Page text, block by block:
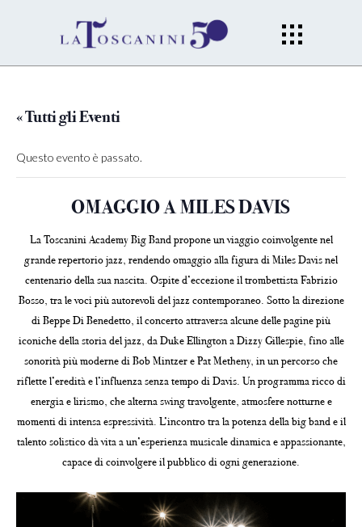
« Tutti gli Eventi
Questo evento è passato.
OMAGGIO A MILES DAVIS
La Toscanini Academy Big Band propone un viaggio coinvolgente nel
grande repertorio jazz, rendendo omaggio alla figura di Miles Davis nel
centenario della sua nascita. Ospite d’eccezione il trombettista Fabrizio
Bosso, tra le voci più autorevoli del jazz contemporaneo. Sotto la direzione
di Beppe Di Benedetto, il concerto attraversa alcune delle pagine più
iconiche della storia del jazz, da Duke Ellington a Dizzy Gillespie, fino alle
sonorità più moderne di Bob Mintzer e Pat Metheny, in un percorso che
riflette l’eredità e l’influenza senza tempo di Davis. Un programma ricco di
energia e lirismo, che alterna swing travolgente, atmosfere notturne e
momenti di intensa espressività. L’incontro tra la potenza della big band e il
talento solistico dà vita a un’esperienza musicale dinamica e appassionante,
capace di coinvolgere il pubblico di ogni generazione.